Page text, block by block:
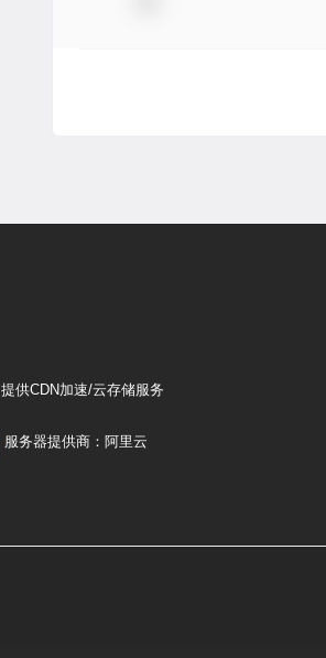
提供CDN加速/云存储服务
服务器提供商：阿里云